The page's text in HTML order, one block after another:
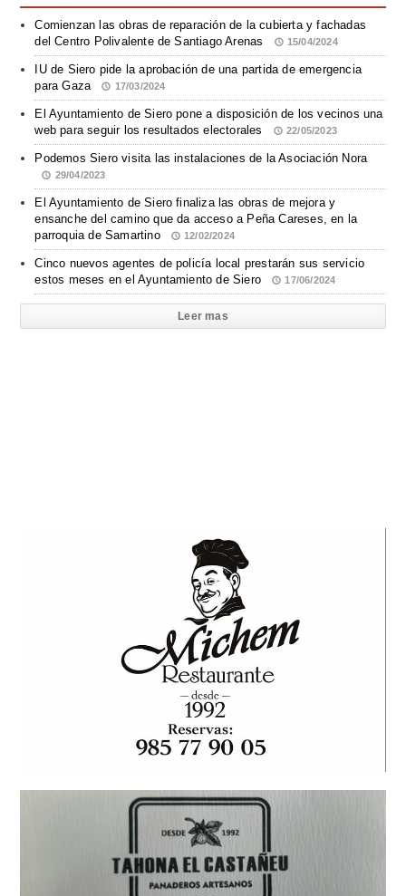
Comienzan las obras de reparación de la cubierta y fachadas
del Centro Polivalente de Santiago Arenas
15/04/2024
IU de Siero pide la aprobación de una partida de emergencia
para Gaza
17/03/2024
El Ayuntamiento de Siero pone a disposición de los vecinos una
web para seguir los resultados electorales
22/05/2023
Podemos Siero visita las instalaciones de la Asociación Nora
29/04/2023
El Ayuntamiento de Siero finaliza las obras de mejora y
ensanche del camino que da acceso a Peña Careses, en la
parroquia de Samartino
12/02/2024
Cinco nuevos agentes de policía local prestarán sus servicio
estos meses en el Ayuntamiento de Siero
17/06/2024
Leer mas